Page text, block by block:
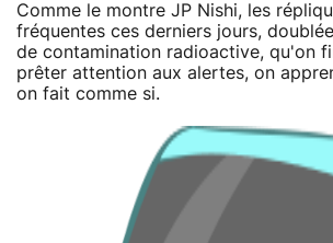
Comme le montre JP Nishi, les
fréquentes ces derniers jours,
de contamination radioactive, qu'on
prêter attention aux alertes, on
on fait comme si.